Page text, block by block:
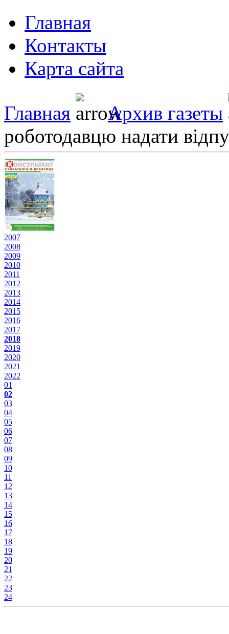
Главная
Контакты
Карта сайта
Главная
Архив газеты
роботодавцю надати
2007
2008
2009
2010
2011
2012
2013
2014
2015
2016
2017
2018
2019
2020
2021
2022
01
02
03
04
05
06
07
08
09
10
11
12
13
14
15
16
17
18
19
20
21
22
23
24